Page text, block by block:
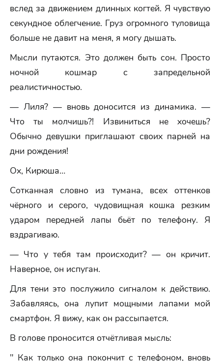
вслед за движением длинных когтей. Я чувствую
секундное облегчение. Груз огромного туловища
больше не давит на меня, я могу дышать.
Мысли путаются. Это должен быть сон. Просто
ночной кошмар с запредельной
реалистичностью.
— Лиля? — вновь доносится из динамика. —
Что ты молчишь?! Извиниться не хочешь?
Обычно девушки приглашают своих парней на
дни рождения!
Ох, Кирюша…
Сотканная словно из тумана, всех оттенков
чёрного и серого, чудовищная кошка резким
ударом передней лапы бьёт по телефону. Я
вздрагиваю.
— Что у тебя там происходит? — он кричит.
Наверное, он испуган.
Для тени это послужило сигналом к действию.
Забавляясь, она лупит мощными лапами мой
смартфон. Я вижу, как он рассыпается.
В голове проносится отчётливая мысль:
" Как только она покончит с телефоном, вновь